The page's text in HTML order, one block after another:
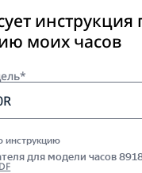
инструкция
моих часов
для модели часов